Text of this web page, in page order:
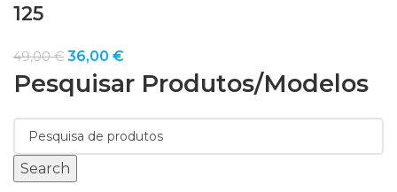
Pesquisar Produtos/modelos
Search
125
49,00€ O
preço
original
era:
49,00 €.
36,00 €O
preço
é:
36,00 €.